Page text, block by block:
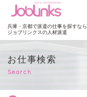
兵庫・京都で派遣の仕事を探すなら
ジョブリンクスの人材派遣
お仕事検索
Search